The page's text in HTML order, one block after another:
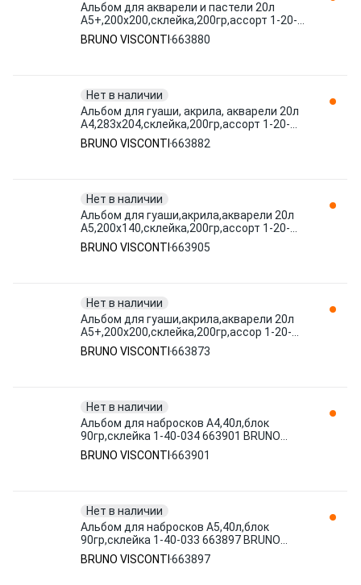
Альбом для акварели и пастели 20л
А5+,200х200,склейка,200гр,ассорт 1-20-
026 663880 BRUNO VISCONTI
BRUNO VISCONTI 663880
Нет в наличии
Альбом для гуаши, акрила, акварели 20л
А4,283х204,склейка,200гр,ассорт 1-20-
031 663882 BRUNO VISCONTI
BRUNO VISCONTI 663882
Нет в наличии
Альбом для гуаши,акрила,акварели 20л
А5,200х140,склейка,200гр,ассорт 1-20-
030 663905 BRUNO VISCONTI
BRUNO VISCONTI 663905
Нет в наличии
Альбом для гуаши,акрила,акварели 20л
А5+,200х200,склейка,200гр,ассор 1-20-
029 663873 BRUNO VISCONTI
BRUNO VISCONTI 663873
Нет в наличии
Альбом для набросков А4,40л,блок
90гр,склейка 1-40-034 663901 BRUNO
VISCONTI
BRUNO VISCONTI 663901
Нет в наличии
Альбом для набросков А5,40л,блок
90гр,склейка 1-40-033 663897 BRUNO
VISCONTI
BRUNO VISCONTI 663897